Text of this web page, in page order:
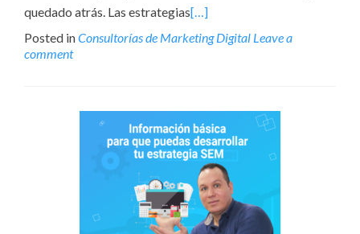
quedado atrás. Las estrategias[…]
Posted inConsultorías de Marketing Digital Leave a
comment